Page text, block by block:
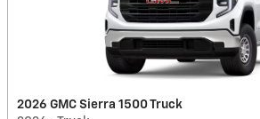
2026 GMC Sierra 1500 Truck